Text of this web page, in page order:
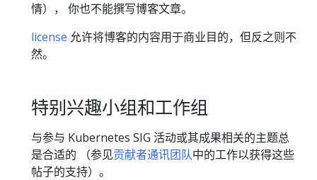
情）， 你也不能撰写博客文章。
license 允许将博客的内容用于商业目的，但反之则不
然。
特别兴趣小组和工作组
与参与 Kubernetes SIG 活动或其成果相关的主题总
是合适的 （参见贡献者通讯团队中的工作以获得这些
帖子的支持）。